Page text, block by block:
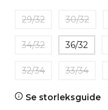
29/32 30/32
34/32 36/32
32/34 33/34
Se storleksguide